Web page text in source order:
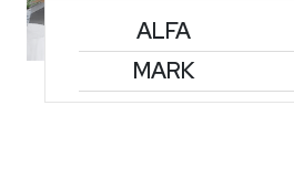
ALFA
MARK